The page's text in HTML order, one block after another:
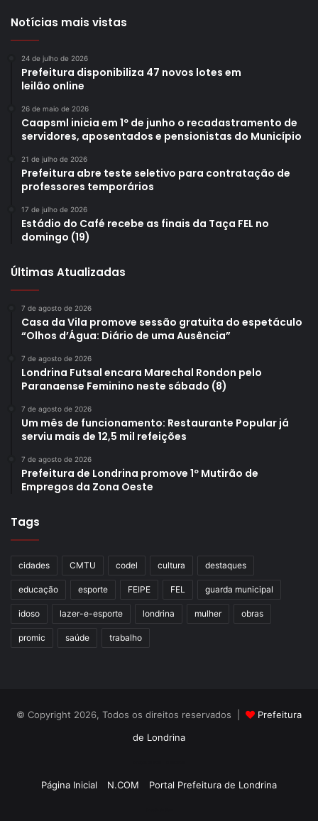
Notícias mais vistas
24 de julho de 2026
Prefeitura disponibiliza 47 novos lotes em
leilão online
26 de maio de 2026
Caapsml inicia em 1º de junho o recadastramento de
servidores, aposentados e pensionistas do Município
21 de julho de 2026
Prefeitura abre teste seletivo para contratação de
professores temporários
17 de julho de 2026
Estádio do Café recebe as finais da Taça FEL no
domingo (19)
Últimas Atualizadas
7 de agosto de 2026
Casa da Vila promove sessão gratuita do espetáculo
“Olhos d’Água: Diário de uma Ausência”
7 de agosto de 2026
Londrina Futsal encara Marechal Rondon pelo
Paranaense Feminino neste sábado (8)
7 de agosto de 2026
Um mês de funcionamento: Restaurante Popular já
serviu mais de 12,5 mil refeições
7 de agosto de 2026
Prefeitura de Londrina promove 1º Mutirão de
Empregos da Zona Oeste
Tags
cidades CMTU codel cultura destaques
educação esporte FEIPE FEL guarda municipal
idoso lazer-e-esporte londrina mulher obras
promic saúde trabalho
© Copyright 2026, Todos os direitos reservados |
Prefeitura
de Londrina
Página Inicial N.COM Portal Prefeitura de Londrina